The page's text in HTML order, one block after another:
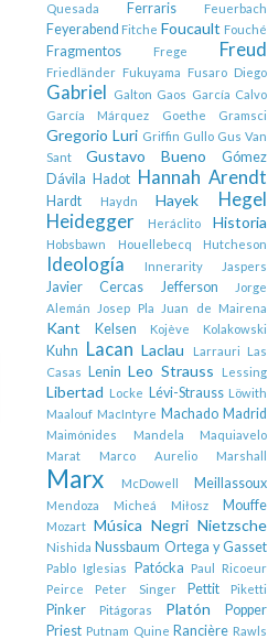
Quesada
Ferraris Feuerbach
Feyerabend Fitche Foucault Fouché
Fragmentos Frege Freud
Friedländer Fukuyama Fusaro Diego
Gabriel Galton Gaos García Calvo
García Márquez
Goethe Gramsci
Gregorio Luri Griffin Gullo Gus Van
Sant
Gustavo Bueno
Gómez
Dávila Hadot Hannah Arendt
Hardt Haydn Hayek
Hegel
Heidegger
Heráclito Historia
Hobsbawn Houellebecq Hutcheson
Ideología Innerarity Jaspers
Javier Cercas Jefferson
Jorge
Alemán
Josep Pla Juan de Mairena
Kant Kelsen Kojève Kolakowski
Kuhn Lacan Laclau Larrauri
Las
Casas
Lenin Leo Strauss Lessing
Libertad Locke Lévi-Strauss Löwith
Maalouf MacIntyre Machado Madrid
Maimónides Mandela
Maquiavelo
Marat
Marco Aurelio Marshall
Marx McDowell Meillassoux
Mendoza Micheá Miłosz Mouffe
Mozart Música Negri Nietzsche
Nishida Nussbaum Ortega y Gasset
Pablo Iglesias Patócka
Paul Ricoeur
Peirce
Peter Singer Pettit Piketti
Pinker Pitágoras Platón
Popper
Priest Putnam Quine Rancière Rawls